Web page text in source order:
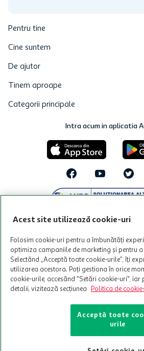
Pentru tine
Cine suntem
De ajutor
Tinem aproape
Categorii principale
Intra acum in aplicatia
© Copyright Auchan 2026. Toate
Powered by
Acest site utilizează cookie-uri
Folosim cookie-uri pentru a îmbunătăți
optimiza campaniile de marketing și pentru
Selectând „Acceptă toate cookie-urile”, îți
utilizarea acestora. Poți gestiona în orice
cookie-urile, accesând "Setări cookie-uri",
detalii, vizitează secțiunea
Politica de
Acceptă toate
urile